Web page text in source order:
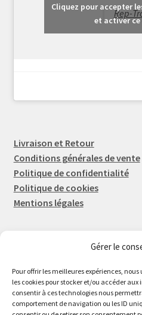
Gérer le
Pour offrir les meilleures expériences,
les cookies pour stocker et/ou accéder
consentir à ces technologies nous
comportement de navigation ou les ID
Rep-
Cliquez pour accepter
et activer
Livraison et Retour
Conditions générales de vente
Politique de confidentialité
Politique de cookies
Mentions légales
Eric FORTIER EI
16 Rue de l'Espérance
14600 Honfleur